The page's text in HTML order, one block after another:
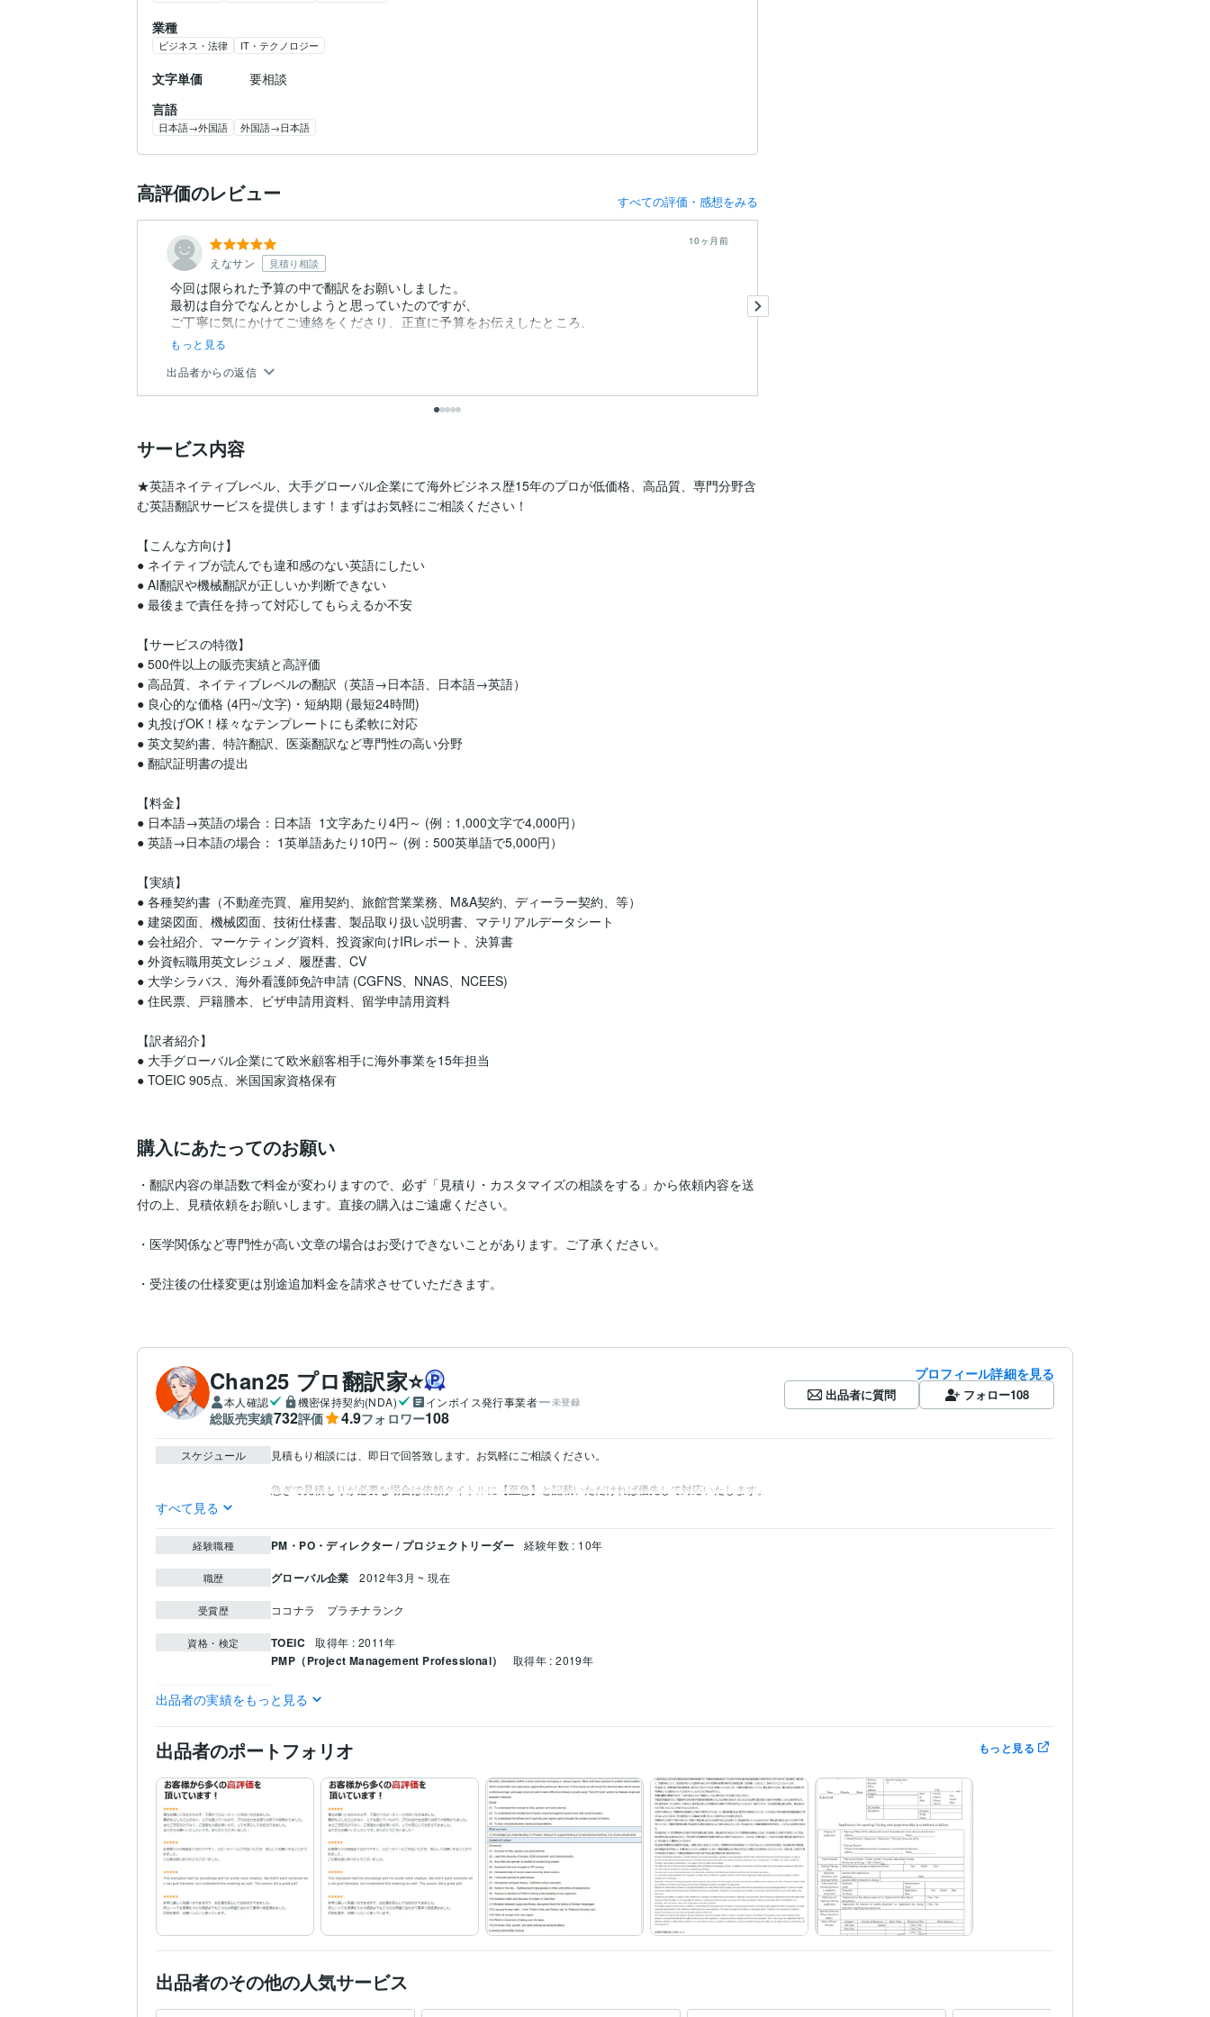
業種
ビジネス・法律 IT・テクノロジー
文字単価
要相談
言語
日本語→外国語 外国語→日本語
高評価のレビュー すべての評価・感想をみる
えなサン 見積り相談
10ヶ月前
今回は限られた予算の中で翻訳をお願いしました。
最初は自分でなんとかしようと思っていたのですが、
ご丁寧に気にかけてご連絡をくださり、正直に予算をお伝えしたところ、
もっと見る
出品者からの返信
サービス内容
★英語ネイティブレベル、大手グローバル企業にて海外ビジネス歴15年のプロが低価格、高品質、専門分野含
む英語翻訳サービスを提供します！まずはお気軽にご相談ください！
【こんな方向け】
● ネイティブが読んでも違和感のない英語にしたい
● AI翻訳や機械翻訳が正しいか判断できない
● 最後まで責任を持って対応してもらえるか不安
【サービスの特徴】
● 500件以上の販売実績と高評価
● 高品質、ネイティブレベルの翻訳（英語→日本語、日本語→英語）
● 良心的な価格 (4円~/文字)・短納期 (最短24時間)
● 丸投げOK！様々なテンプレートにも柔軟に対応
● 英文契約書、特許翻訳、医薬翻訳など専門性の高い分野
● 翻訳証明書の提出
【料金】
● 日本語→英語の場合：日本語  1文字あたり4円～ (例：1,000文字で4,000円）
● 英語→日本語の場合： 1英単語あたり10円～ (例：500英単語で5,000円）
【実績】
● 各種契約書（不動産売買、雇用契約、旅館営業業務、M&A契約、ディーラー契約、等）
● 建築図面、機械図面、技術仕様書、製品取り扱い説明書、マテリアルデータシート
● 会社紹介、マーケティング資料、投資家向けIRレポート、決算書
● 外資転職用英文レジュメ、履歴書、CV
● 大学シラバス、海外看護師免許申請 (CGFNS、NNAS、NCEES)
● 住民票、戸籍謄本、ビザ申請用資料、留学申請用資料
【訳者紹介】
● 大手グローバル企業にて欧米顧客相手に海外事業を15年担当
● TOEIC 905点、米国国家資格保有
購入にあたってのお願い
・翻訳内容の単語数で料金が変わりますので、必ず「見積り・カスタマイズの相談をする」から依頼内容を送
付の上、見積依頼をお願いします。直接の購入はご遠慮ください。
・医学関係など専門性が高い文章の場合はお受けできないことがあります。ご了承ください。
・受注後の仕様変更は別途追加料金を請求させていただきます。
Chan25 プロ翻訳家⭐️
本人確認 機密保持契約(NDA) インボイス発行事業者 未登録
総販売実績732評価 4.9フォロワー108
プロフィール詳細を見る
出品者に質問 フォロー108
スケジュール 見積もり相談には、即日で回答致します。お気軽にご相談ください。
すべて見る
経験職種 PM・PO・ディレクター / プロジェクトリーダー 経験年数 : 10年
職歴 グローバル企業 2012年3月 ~ 現在
受賞歴 ココナラ　プラチナランク
資格・検定 TOEIC 取得年 : 2011年
PMP（Project Management Professional） 取得年 : 2019年
プログラミング言
語・フレームワーク
Python:10年
ティブツール
得意分野 ライティング・翻訳 ビジネス英語
ライティング・翻訳 金融系ブログ記事執筆
金融 投資 不動産 ビジネス
学歴 京都大学大学院 2010年3月 ~ 2012年2月
英語 ネイティブレベル
出品者の実績をもっと見る
出品者のポートフォリオ もっと見る
出品者のその他の人気サービス